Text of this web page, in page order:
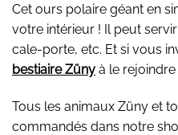
Cet ours polaire géant en
votre intérieur ! Il peut
cale-porte, etc. Et si vous
bestiaire Züny à le rejoindre
Tous les animaux Züny et
commandés dans notre